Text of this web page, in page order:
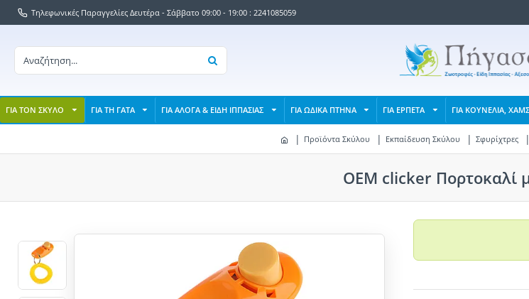
Τηλεφωνικές Παραγγελίες Δευτέρα - Σάββατο 09:00 - 19:00 : 2241085059
ΓΙΑ ΤΟΝ ΣΚΥΛΟ ΓΙΑ ΤΗ ΓΑΤΑ ΓΙΑ ΑΛΟΓΑ & ΕΙΔΗ ΙΠΠΑΣΙΑΣ ΓΙΑ ΩΔΙΚΑ ΠΤΗΝΑ ΓΙΑ ΕΡΠΕΤΑ ΓΙΑ ΚΟΥΝΕΛΙΑ,
Προϊόντα Σκύλου Εκπαίδευση Σκύλου Σφυρίχτρες
OEM clicker Πορτοκαλί